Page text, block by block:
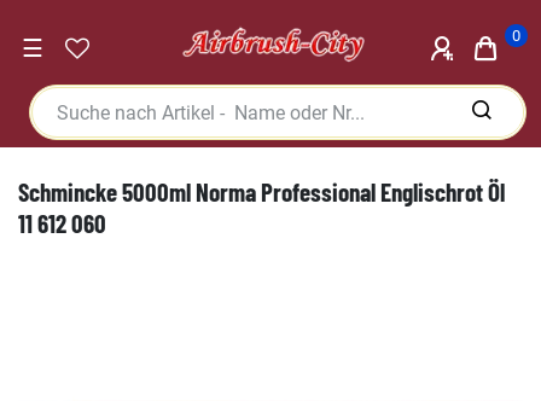
☰ 0
Schmincke 5000ml Norma Professional Englischrot Öl
11 612 060